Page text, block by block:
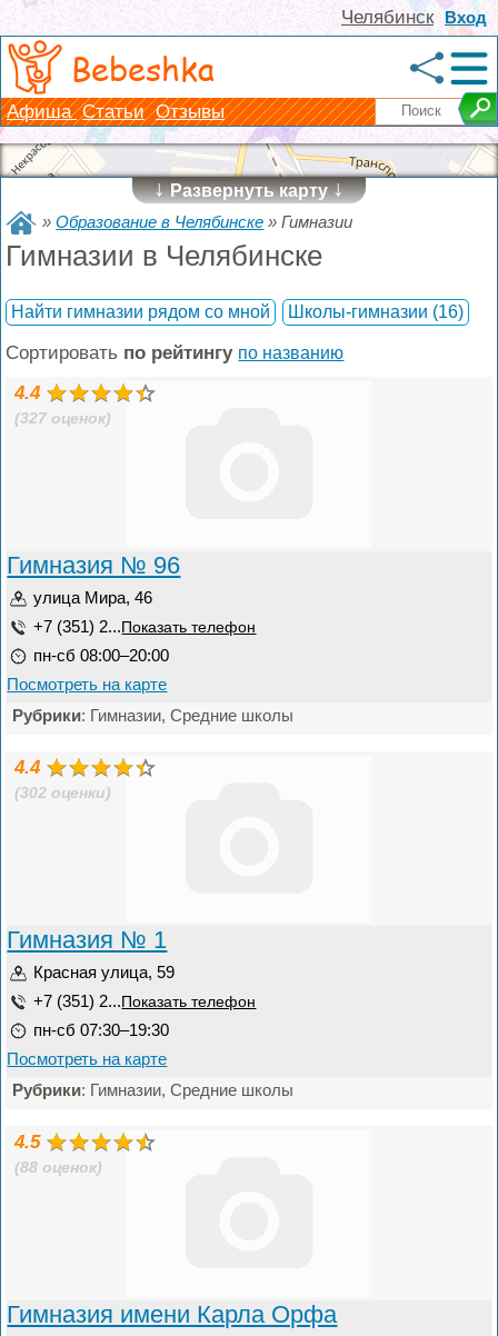
Вход
Челябинск
Bebeshka
Афиша Статьи Отзывы
↓Развернуть карту↓
»Образование в Челябинске »Гимназии
Гимназии в Челябинске
Найти гимназии рядом со мной Школы-гимназии (16)
Сортировать по рейтингу по названию
4.4
(327 оценок)
Гимназия № 96
улица Мира, 46
+7 (351) 2... Показать телефон
пн-сб 08:00–20:00
Посмотреть на карте
Рубрики: Гимназии, Средние школы
4.4
(302 оценки)
Гимназия № 1
Красная улица, 59
+7 (351) 2... Показать телефон
пн-сб 07:30–19:30
Посмотреть на карте
Рубрики: Гимназии, Средние школы
4.5
(88 оценок)
Гимназия имени Карла Орфа